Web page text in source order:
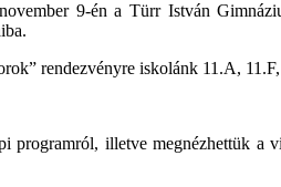
9-én a Türr István
rendezvényre iskolánk 11.A,
programról, illetve megnézhettük